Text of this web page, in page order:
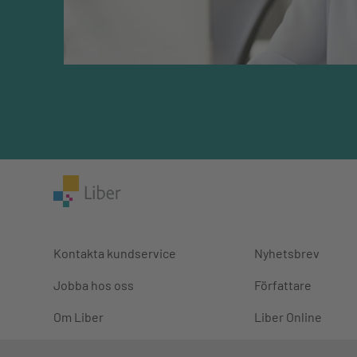
Kontakta kundservice
Jobba hos oss
Om Liber
Nyhetsbrev
Författare
Liber Online